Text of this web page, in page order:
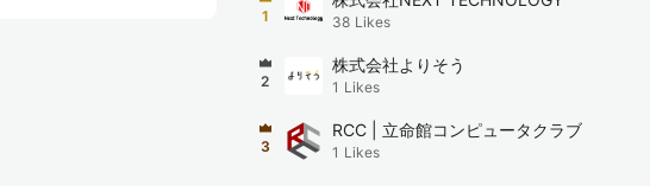
1 38 Likes
2
株式会社よりそう
1 Likes
3
RCC | 立命館コンピュータクラブ
1 Likes